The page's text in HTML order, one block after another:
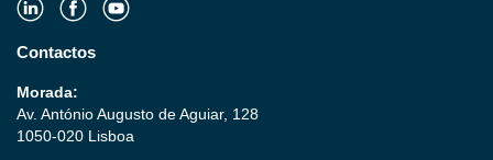
Contactos
Morada:
Av. António Augusto de Aguiar, 128
1050-020 Lisboa